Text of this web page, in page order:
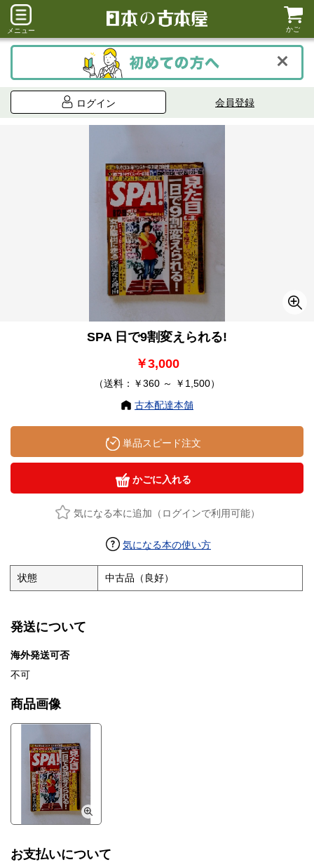
メニュー かご
ログイン 会員登録
SPA 日で9割変えられる!
￥3,000
（送料：￥360 ～ ￥1,500）
古本配達本舗
単品スピード注文
かごに入れる
気になる本に追加（ログインで利用可能）
気になる本の使い方
状態 中古品（良好）
発送について
海外発送可否
不可
商品画像
お支払いについて